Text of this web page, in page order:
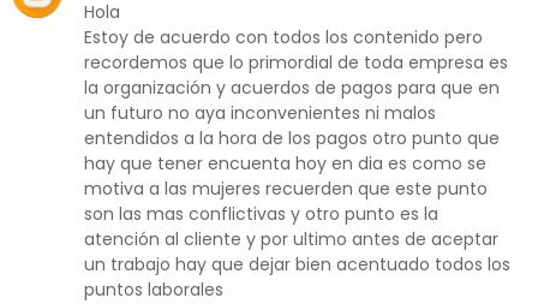
Hola
Estoy de acuerdo con todos los contenido pero
recordemos que lo primordial de toda empresa es
la organización y acuerdos de pagos para que en
un futuro no aya inconvenientes ni malos
entendidos a la hora de los pagos otro punto que
hay que tener encuenta hoy en dia es como se
motiva a las mujeres recuerden que este punto
son las mas conflictivas y otro punto es la
atención al cliente y por ultimo antes de aceptar
un trabajo hay que dejar bien acentuado todos los
puntos laborales